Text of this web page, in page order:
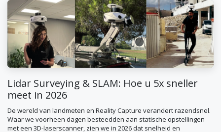
Lidar Surveying & SLAM: Hoe u 5x sneller
meet in 2026
De wereld van landmeten en Reality Capture verandert razendsnel.
Waar we voorheen dagen besteedden aan statische opstellingen
met een 3D-laserscanner, zien we in 2026 dat snelheid en